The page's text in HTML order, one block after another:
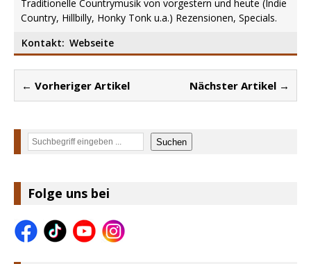
Traditionelle Countrymusik von vorgestern und heute (Indie
Country, Hillbilly, Honky Tonk u.a.) Rezensionen, Specials.
Kontakt: Webseite
← Vorheriger Artikel Nächster Artikel →
Suchen Suchen
Folge uns bei